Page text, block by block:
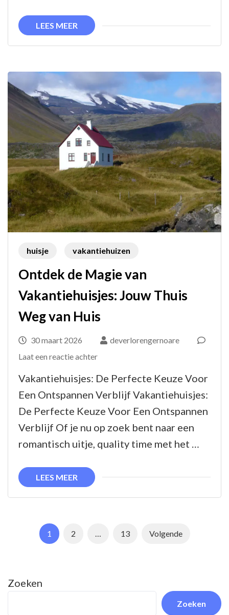
LEES MEER
huisje vakantiehuizen
Ontdek de Magie van
Vakantiehuisjes: Jouw Thuis
Weg van Huis
30 maart 2026
deverlorengernoare
Laat een reactie achterop
Vakantiehuisjes: De Perfecte Keuze Voor
Een Ontspannen Verblijf Vakantiehuisjes:
De Perfecte Keuze Voor Een Ontspannen
Verblijf Of je nu op zoek bent naar een
romantisch uitje, quality time met het …
LEES MEER
Berichtnavigatie
Pagina
1 Pagina
2 Pagina
13 Volgende
Zoeken
Zoeken